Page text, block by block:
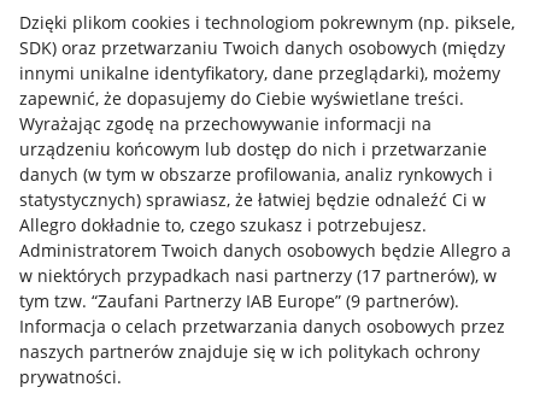
Dzięki plikom cookies i technologiom pokrewnym (np. piksele,
SDK) oraz przetwarzaniu Twoich danych osobowych (między
innymi unikalne identyfikatory, dane przeglądarki), możemy
zapewnić, że dopasujemy do Ciebie wyświetlane treści.
Wyrażając zgodę na przechowywanie informacji na
urządzeniu końcowym lub dostęp do nich i przetwarzanie
danych (w tym w obszarze profilowania, analiz rynkowych i
statystycznych) sprawiasz, że łatwiej będzie odnaleźć Ci w
Allegro dokładnie to, czego szukasz i potrzebujesz.
Administratorem Twoich danych osobowych będzie Allegro a
w niektórych przypadkach nasi partnerzy (17 partnerów), w
tym tzw. “Zaufani Partnerzy IAB Europe” (9 partnerów).
Informacja o celach przetwarzania danych osobowych przez
naszych partnerów znajduje się w ich politykach ochrony
prywatności.
Przydatne informacje
Jak to działa